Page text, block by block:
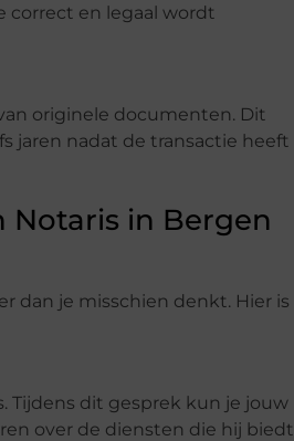
correct en legaal wordt
originele documenten. Dit
jaren nadat de transactie heeft
Notaris in Bergen
dan je misschien denkt. Hier is
Tijdens dit gesprek kun je jouw
over de diensten die hij biedt